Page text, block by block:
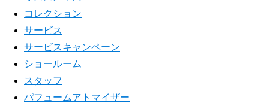
コレクション
サービス
サービスキャンペーン
ショールーム
スタッフ
パフュームアトマイザー